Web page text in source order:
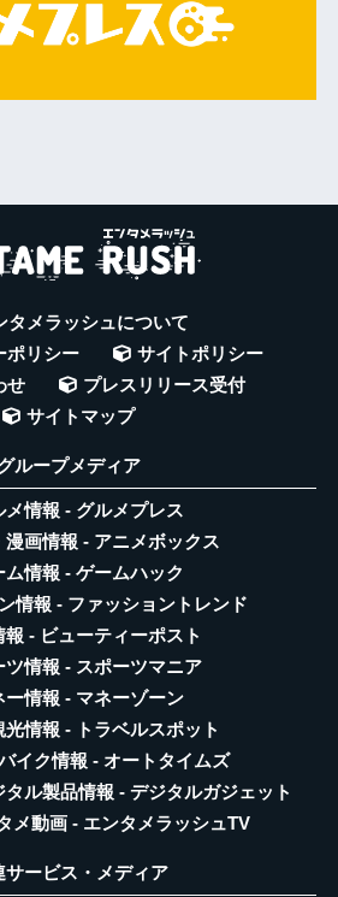
タメラッシュについて
ポリシー
サイトポリシー
せ
プレスリリース受付
サイトマップ
ループメディア
メ情報 - グルメプレス
漫画情報 - アニメボックス
ム情報 - ゲームハック
情報 - ファッショントレンド
報 - ビューティーポスト
ツ情報 - スポーツマニア
ー情報 - マネーゾーン
光情報 - トラベルスポット
イク情報 - オートタイムズ
ル製品情報 - デジタルガジェット
メ動画 - エンタメラッシュTV
サービス・メディア